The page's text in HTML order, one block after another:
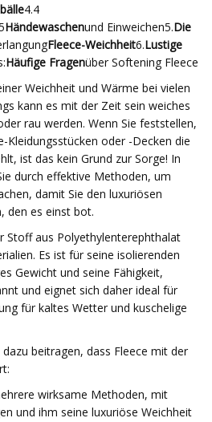
4.4
Händewaschenund Einweichen5.Die
Fleece-Weichheit6.Lustige
Häufige Fragenüber Softening Fleece
Weichheit und Wärme bei vielen
kann es mit der Zeit sein weiches
rau werden. Wenn Sie feststellen,
Kleidungsstücken oder -Decken die
ist das kein Grund zur Sorge! In
durch effektive Methoden, um
damit Sie den luxuriösen
den es einst bot.
Stoff aus Polyethylenterephthalat
Es ist für seine isolierenden
Gewicht und seine Fähigkeit,
und eignet sich daher ideal für
für kaltes Wetter und kuschelige
beitragen, dass Fleece mit der
wirksame Methoden, mit
und ihm seine luxuriöse Weichheit